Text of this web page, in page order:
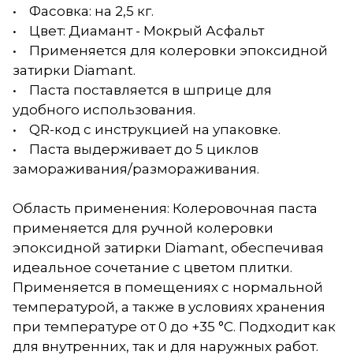
• Фасовка: на 2,5 кг.
• Цвет: Диамант - Мокрый Асфальт
• Применяется для колеровки эпоксидной
затирки Diamant.
• Паста поставляется в шприце для
удобного использования.
• QR-код с инструкцией на упаковке.
• Паста выдерживает до 5 циклов
замораживания/размораживания.
Область применения: Колеровочная паста
применяется для ручной колеровки
эпоксидной затирки Diamant, обеспечивая
идеальное сочетание с цветом плитки.
Применяется в помещениях с нормальной
температурой, а также в условиях хранения
при температуре от 0 до +35 °С. Подходит как
для внутренних, так и для наружных работ.